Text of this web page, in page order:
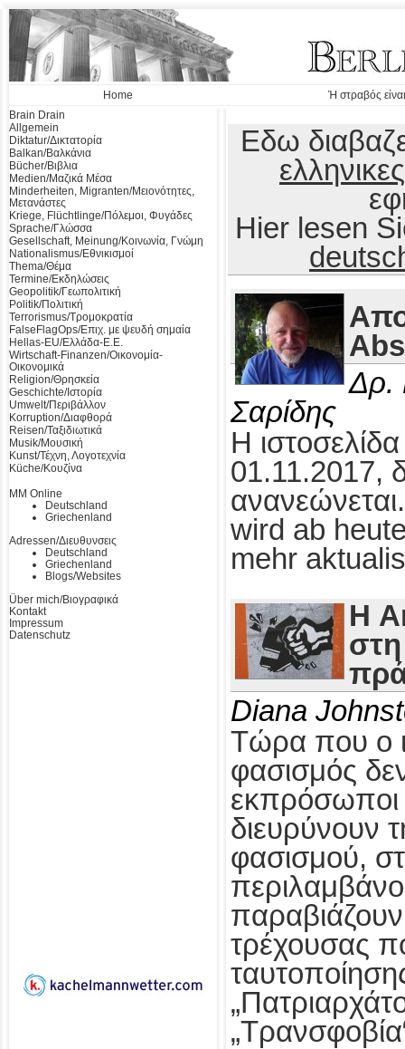
Home
Ή στραβός
Brain Drain
Allgemein
Diktatur/Δικτατορία
Balkan/Βαλκάνια
Bücher/Βιβλια
Medien/Μαζικά Μέσα
Minderheiten, Migranten/Μειονότητες,
Μετανάστες
Kriege, Flüchtlinge/Πόλεμοι, Φυγάδες
Sprache/Γλώσσα
Gesellschaft, Meinung/Κοινωνία, Γνώμη
Nationalismus/Εθνικισμοί
Thema/Θέμα
Termine/Εκδηλώσεις
Geopolitik/Γεωπολιτική
Politik/Πολιτική
Terrorismus/Τρομοκρατία
FalseFlagOps/Επιχ. με ψευδή σημαία
Hellas-EU/Ελλάδα-Ε.Ε.
Wirtschaft-Finanzen/Οικονομία-
Οικονομικά
Religion/Θρησκεία
Geschichte/Ιστορία
Umwelt/Περιβάλλον
Korruption/Διαφθορά
Reisen/Ταξιδιωτικά
Musik/Μουσική
Kunst/Τέχνη, Λογοτεχνία
Küche/Κουζίνα
MM Online
Deutschland
Griechenland
Adressen/Διευθυνσεις
Deutschland
Griechenland
Blogs/Websites
Über mich/Βιογραφικά
Kontakt
Impressum
Datenschutz
Εδω
ελληνικες
Hier lesen
Δρ.
Σαρίδης
Η
01.11.2017,
wird ab
mehr
Η
Diana
Τώρα που ο
φασισμός
εκπρόσωποι
διευρύνουν
φασισμού,
τρέχουσας